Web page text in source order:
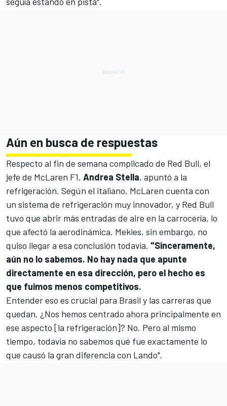
Aún en busca de respuestas
Respecto al fin de semana complicado de Red Bull, el
jefe de McLaren F1, Andrea Stella, apuntó a la
refrigeración. Según el italiano, McLaren cuenta con
un sistema de refrigeración muy innovador, y Red Bull
tuvo que abrir más entradas de aire en la carrocería, lo
que afectó la aerodinámica. Mekies, sin embargo, no
quiso llegar a esa conclusión todavía. "Sinceramente,
aún no lo sabemos. No hay nada que apunte
directamente en esa dirección, pero el hecho es
que fuimos menos competitivos.
Entender eso es crucial para Brasil y las carreras que
quedan. ¿Nos hemos centrado ahora principalmente en
ese aspecto [la refrigeración]? No. Pero al mismo
tiempo, todavía no sabemos qué fue exactamente lo
que causó la gran diferencia con Lando".